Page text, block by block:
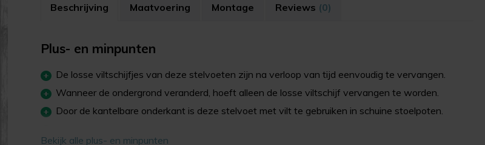
Beschrijving Maatvoering Montage Reviews (0)
Plus- en minpunten
De losse viltschijfjes van deze stelvoeten zijn na verloop van tijd eenvoudig te vervangen.
Wanneer de ondergrond veranderd, hoeft alleen de losse viltschijf vervangen te worden.
Door de kantelbare onderkant is deze stelvoet met vilt te gebruiken in schuine stoelpoten.
Bekijk alle plus- en minpunten